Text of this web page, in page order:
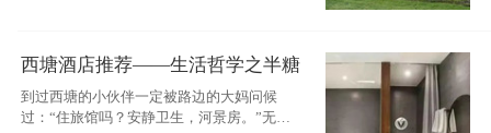
西塘酒店推荐——生活哲学之半糖
到过西塘的小伙伴一定被路边的大妈问候
过：“住旅馆吗？安静卫生，河景房。”无意